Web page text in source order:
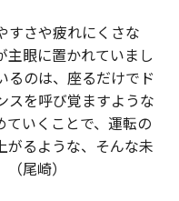
すさや疲れにくさな
主眼に置かれていまし
るのは、座るだけでド
スを呼び覚ますような
ていくことで、運転の
がるような、そんな未
尾崎）